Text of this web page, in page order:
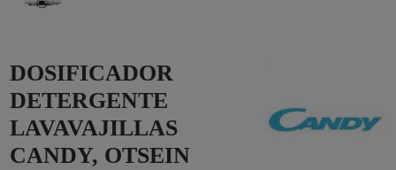
DOSIFICADOR
DETERGENTE
LAVAVAJILLAS
CANDY, OTSEIN